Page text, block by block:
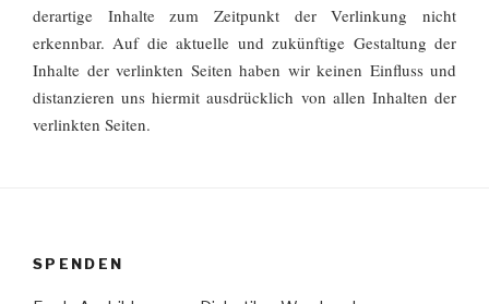
derartige Inhalte zum Zeitpunkt der Verlinkung nicht
erkennbar. Auf die aktuelle und zukünftige Gestaltung der
Inhalte der verlinkten Seiten haben wir keinen Einfluss und
distanzieren uns hiermit ausdrücklich von allen Inhalten der
verlinkten Seiten.
SPENDEN